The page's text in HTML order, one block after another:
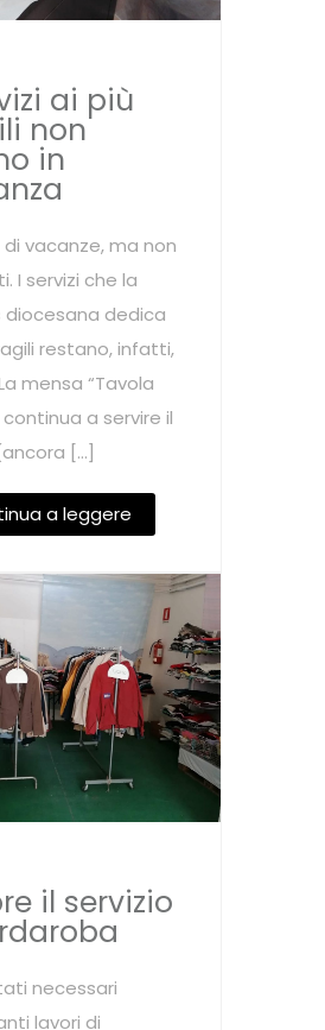
ai più
non
in
vacanze, ma non
I servizi che la
diocesana dedica
restano, infatti,
mensa “Tavola
continua a servire il
[…]
a leggere
il servizio
necessari
lavori di